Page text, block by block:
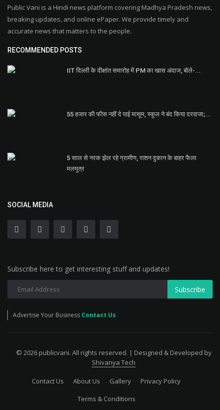
Public Vani is a Hindi news platform covering Madhya Pradesh news,
breaking updates, and online ePaper. We provide timely and
accurate news that matters to the people.
RECOMMENDED POSTS
IIT दिल्ली के दीक्षांत समारोह में PM का खास अंदाज, बोले-...
55 हजार की फीस नहीं दे पाई मासूम, स्कूल ने बंद किया दरवाजा;...
5 साल से नरक झेल रहे ग्रामीण, राशन दुकान के बाहर फैला
मलमूत्र
SOCIAL MEDIA
Subscribe here to get interesting stuff and updates!
Subscribe
Advertise Your Business Contact Us
© 2026 publicvani. All rights reserved. | Designed & Developed by
Shivanya Tech
Contact Us About Us Gallery
Privacy Policy
Terms & Conditions